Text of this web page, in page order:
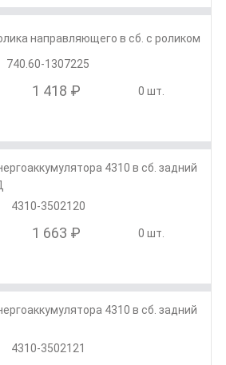
направляющего в сб. с роликом
740.60-1307225
1 418 ₽ 0 шт.
4310 в сб. задний
4310-3502120
1 663 ₽ 0 шт.
4310 в сб. задний
4310-3502121